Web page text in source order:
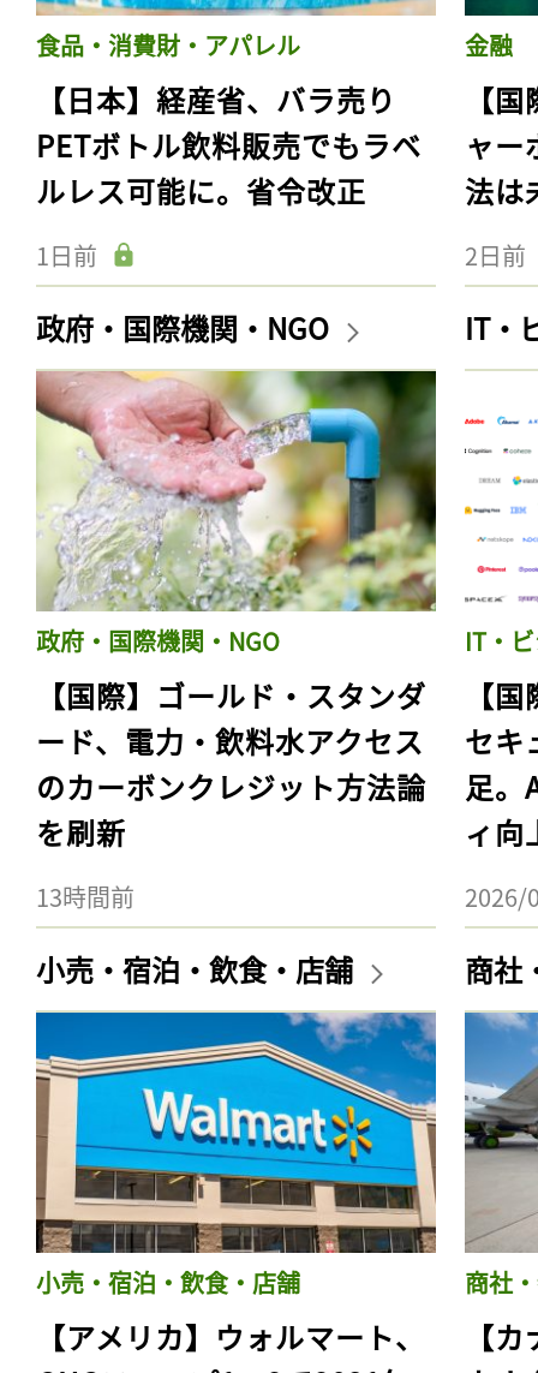
食品・消費財・アパレル
【日本】経産省、バラ売り
PETボトル飲料販売でもラベ
ルレス可能に。省令改正
1日前
金融
【
ャー
法は
2日前
政府・国際機関・NGO
政府・国際機関・NGO
【国際】ゴールド・スタンダ
ード、電力・飲料水アクセス
のカーボンクレジット方法論
を刷新
13時間前
IT・
IT・
【
セキ
足。
ィ向
2026/
小売・宿泊・飲食・店舗
小売・宿泊・飲食・店舗
【アメリカ】ウォルマート、
商社
商社
【